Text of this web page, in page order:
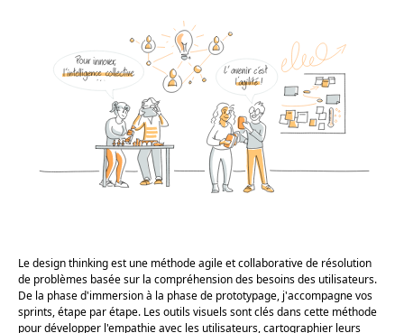
Le design thinking est une méthode agile et collaborative de résolution
de problèmes basée sur la compréhension des besoins des utilisateurs.
De la phase d'immersion à la phase de prototypage, j'accompagne vos
sprints, étape par étape. Les outils visuels sont clés dans cette méthode
pour développer l'empathie avec les utilisateurs, cartographier leurs